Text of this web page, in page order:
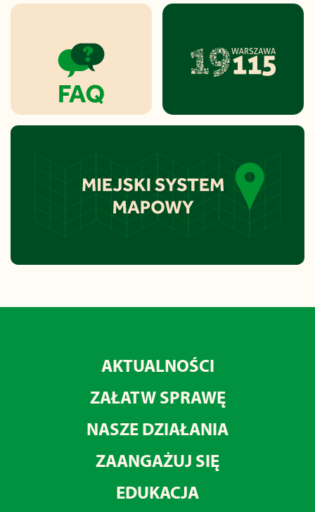
AKTUALNOŚCI
ZAŁATW SPRAWĘ
NASZE DZIAŁANIA
ZAANGAŻUJ SIĘ
EDUKACJA